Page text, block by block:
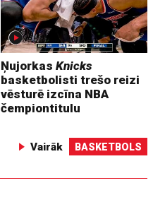
ŅujorkasKnicks
basketbolisti trešo reizi
vēsturē izcīna NBA
čempiontitulu
Vairāk BASKETBOLS